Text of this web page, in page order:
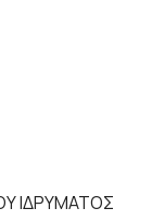
ΙΔΡΥΜΑΤΟΣ